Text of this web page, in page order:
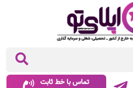
تماس با خط ثابت